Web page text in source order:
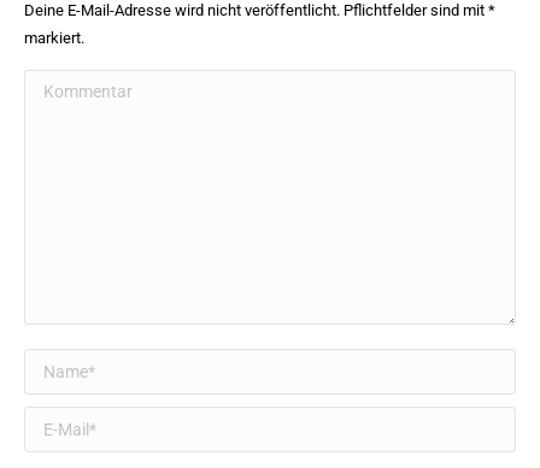
Deine E-Mail-Adresse wird nicht veröffentlicht. Pflichtfelder sind mit *
markiert.
Kommentar
Name *
E-Mail *